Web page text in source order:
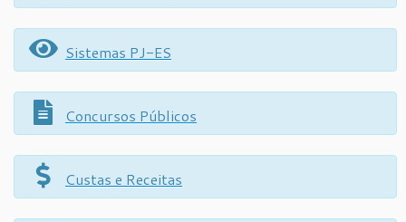
Sistemas PJ-ES
Concursos Públicos
Custas e Receitas